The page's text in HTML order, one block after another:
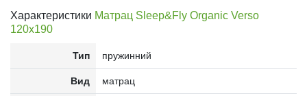
Характеристики Матрац Sleep&Fly Organic Verso
120x190
Тип пружинний
Вид матрац